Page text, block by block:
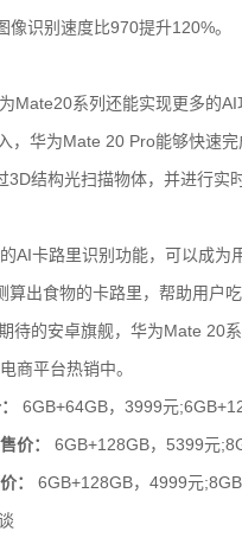
像识别速度比970提升120%。
系列还能实现更多的AI
，华为Mate 20 Pro能够快速
3D结构光扫描物体，并进行实
卡路里识别功能，可以成为
出食物的卡路里，帮助用户吃
的安卓旗舰，华为Mate 20系
商平台热销中。
6GB+64GB，3999元
价：
6GB+128GB，5399元
：
6GB+128GB，4999元